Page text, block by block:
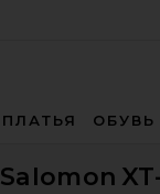
ПЛАТЬЯ ОБУВЬ
Salomon